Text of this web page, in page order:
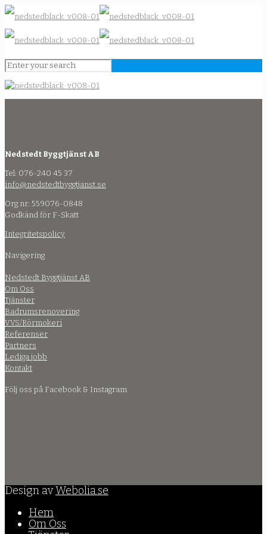
Nedstedt Byggtjänst AB
Tel: 076-240 45 37
info@nedstedtbyggtjanst.se
Org.nr: 559076-0848
Godkänd för F-Skatt
Integritetspolicy
Navigering
Nedstedt Byggtjänst AB
Om Oss
Tjänster
Badrumsrenovering
VVS/Rörmokeri
Referenser
Partners
Lediga jobb
Kontakt
Följ oss på Facebook & Instagram
Design avWebolia.se
Hem
Om Oss